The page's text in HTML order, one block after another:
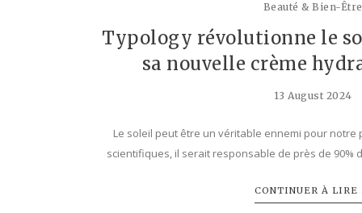
Beauté & Bien-Être
Typology révolutionne le
sa nouvelle crème
13 August 2024
Le soleil peut être un véritable ennemi pour notre
scientifiques, il serait responsable de près de 90%
CONTINUER À LIRE